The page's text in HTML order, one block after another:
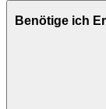
Benötige ich